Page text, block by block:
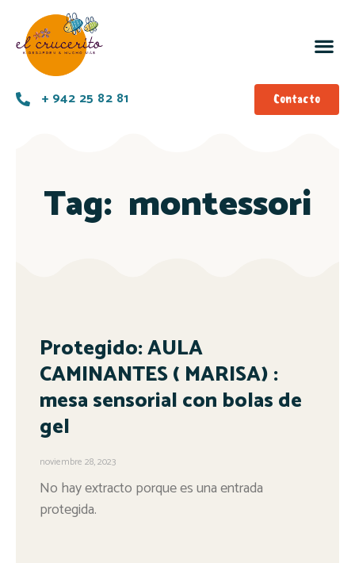
+ 942 25 82 81 Contacto
Tag: montessori
Protegido: AULA
CAMINANTES ( MARISA) :
mesa sensorial con bolas de
gel
noviembre 28, 2023
No hay extracto porque es una entrada
protegida.